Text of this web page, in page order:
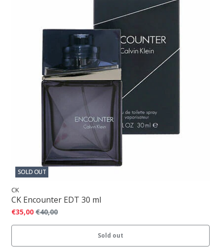
SOLD OUT
CK
CK Encounter EDT 30 ml
€35,00 €40,00
Sold out